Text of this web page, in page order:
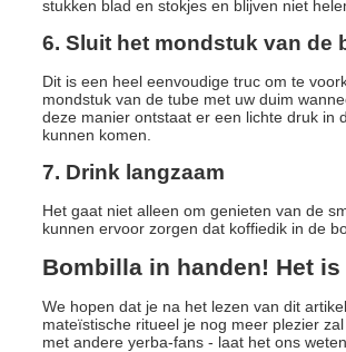
stukken blad en stokjes en blijven niet
6. Sluit het mondstuk van de
Dit is een heel eenvoudige truc om te
mondstuk van de tube met uw duim
deze manier ontstaat er een lichte druk in
kunnen komen.
7. Drink langzaam
Het gaat niet alleen om genieten van de
kunnen ervoor zorgen dat koffiedik in de
Bombilla in handen! Het
We hopen dat je na het lezen van dit
mateïstische ritueel je nog meer plezier
met andere yerba-fans - laat het ons